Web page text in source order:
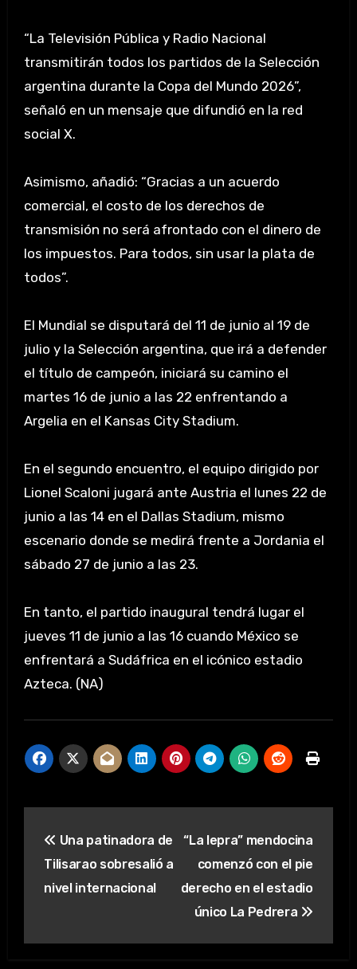
“La Televisión Pública y Radio Nacional
transmitirán todos los partidos de la Selección
argentina durante la Copa del Mundo 2026”,
señaló en un mensaje que difundió en la red
social X.
Asimismo, añadió: “Gracias a un acuerdo
comercial, el costo de los derechos de
transmisión no será afrontado con el dinero de
los impuestos. Para todos, sin usar la plata de
todos”.
El Mundial se disputará del 11 de junio al 19 de
julio y la Selección argentina, que irá a defender
el título de campeón, iniciará su camino el
martes 16 de junio a las 22 enfrentando a
Argelia en el Kansas City Stadium.
En el segundo encuentro, el equipo dirigido por
Lionel Scaloni jugará ante Austria el lunes 22 de
junio a las 14 en el Dallas Stadium, mismo
escenario donde se medirá frente a Jordania el
sábado 27 de junio a las 23.
En tanto, el partido inaugural tendrá lugar el
jueves 11 de junio a las 16 cuando México se
enfrentará a Sudáfrica en el icónico estadio
Azteca. (NA)
de
entradas
Una patinadora de
Tilisarao sobresalió a
nivel internacional
“La lepra” mendocina
comenzó con el pie
derecho en el estadio
único La Pedrera